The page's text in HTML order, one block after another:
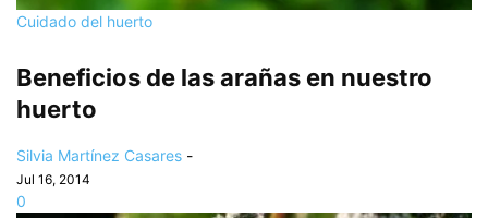
Cuidado del huerto
Beneficios de las arañas en nuestro
huerto
Silvia Martínez Casares -
Jul 16, 2014
0